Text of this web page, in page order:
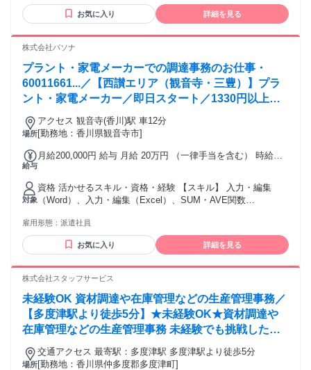
お気に入り 詳細を見る
株式会社パソナ
プラント・家電メーカーでの調達事務のお仕事・
60011661...／【西讃エリア（観音寺・三豊）】プラ
ント・家電メーカー／即日スタート／1330円以上／
調達事務のお仕事です
場所
アクセス 観音寺(香川)駅 車12分
[勤務地：香川県観音寺市]
給与
月給200,000円 給与 月給 20万円 （一律手当を含む） 時給換
対象
資格 活かせるスキル・資格・経験 【スキル】 入力・編集
（Word）、入力・編集（Excel）、SUM・AVE関数
数・ピボットテーブルは使えなくてOK！ ※フローチャート・
図形・グラフは使えなくてOK！ 【経験】 データ入力、事務
経験、庶務業務
雇用形態： 派遣社員
お気に入り 詳細を見る
株式会社スタッフサービス
未経験OK 資材調達や在庫管理などの生産管理事務／
【多度津駅より徒歩5分】★未経験OK★資材調達や
在庫管理などの生産管理事務 未経験でも挑戦したい
方は是非！！
場所
交通アクセス 最寄駅：多度津駅 多度津駅より徒歩5分
[勤務地：香川県仲多度郡多度津町]